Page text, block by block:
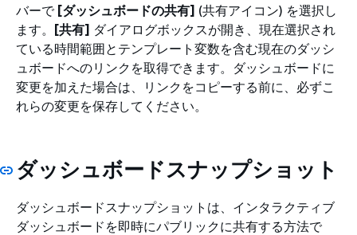
バーで [ダッシュボードの共有] (共有アイコン) を選択し
ます。
[共有] ダイアログボックスが開き、現在選択され
ている時間範囲とテンプレート変数を含む現在のダッシ
ュボードへのリンクを取得できます。ダッシュボードに
変更を加えた場合は、リンクをコピーする前に、必ずこ
れらの変更を保存してください。
ダッシュボードスナップショット
ダッシュボードスナップショットは、インタラクティブ
ダッシュボードを即時にパブリックに共有する方法で